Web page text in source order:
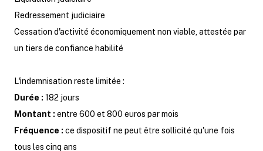
Redressement judiciaire
Cessation d'activité économiquement non viable, attestée par
un tiers de confiance habilité
L'indemnisation reste limitée :
Durée : 182 jours
Montant : entre 600 et 800 euros par mois
Fréquence : ce dispositif ne peut être sollicité qu'une fois
tous les cinq ans